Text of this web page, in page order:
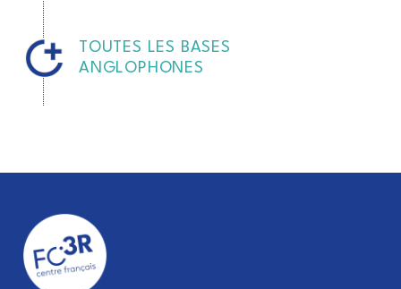
TOUTES LES BASES
ANGLOPHONES